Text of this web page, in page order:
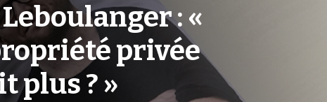
: «
privée
plus ? »